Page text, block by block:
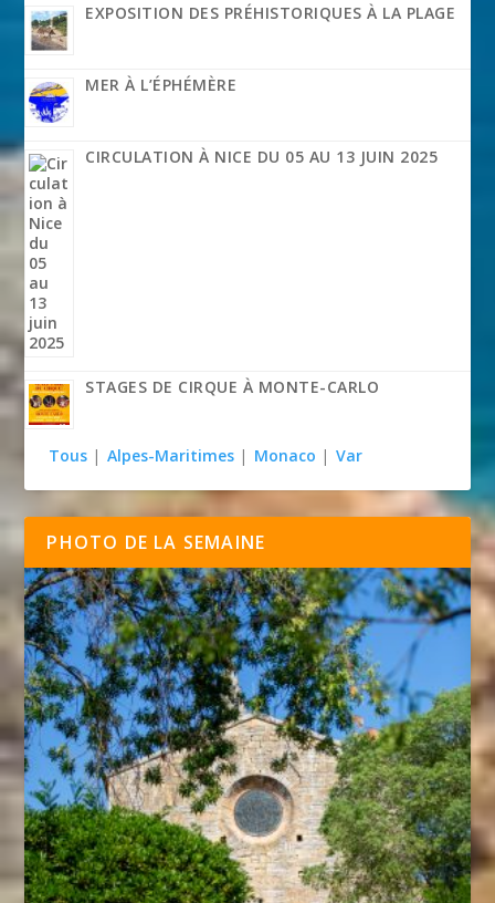
EXPOSITION DES PRÉHISTORIQUES À LA PLAGE
MER À L’ÉPHÉMÈRE
CIRCULATION À NICE DU 05 AU 13 JUIN 2025
STAGES DE CIRQUE À MONTE-CARLO
Tous | Alpes-Maritimes | Monaco | Var
PHOTO DE LA SEMAINE